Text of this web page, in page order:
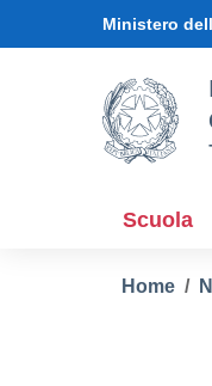
Ministero
Scuola
Home